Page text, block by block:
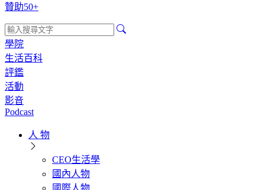
贊助50+
學院
生活百科
評鑑
活動
影音
Podcast
人 物
CEO生活學
國內人物
國際人物